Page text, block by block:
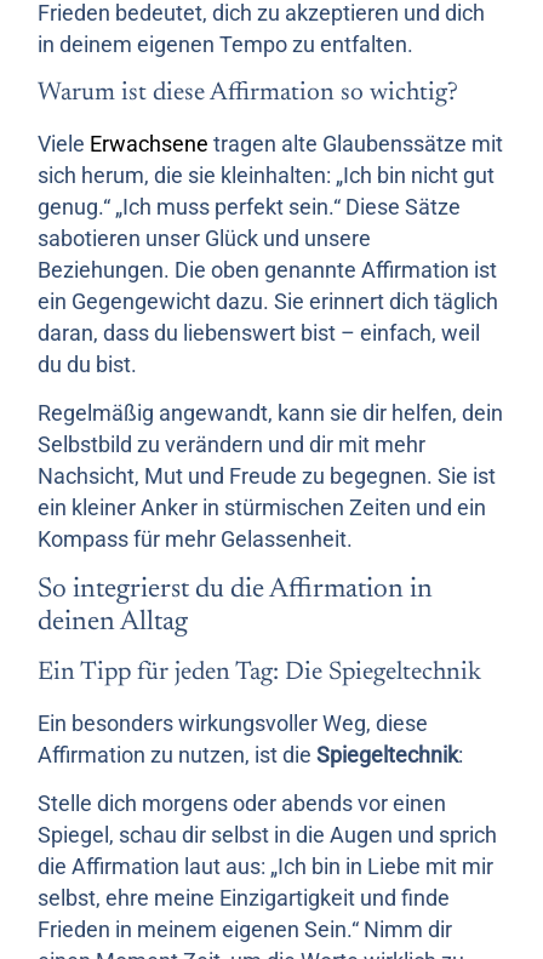
Frieden bedeutet, dich zu akzeptieren und dich
in deinem eigenen Tempo zu entfalten.
Warum ist diese Affirmation so wichtig?
Viele Erwachsene tragen alte Glaubenssätze mit
sich herum, die sie kleinhalten: „Ich bin nicht gut
genug.“ „Ich muss perfekt sein.“ Diese Sätze
sabotieren unser Glück und unsere
Beziehungen. Die oben genannte Affirmation ist
ein Gegengewicht dazu. Sie erinnert dich täglich
daran, dass du liebenswert bist – einfach, weil
du du bist.
Regelmäßig angewandt, kann sie dir helfen, dein
Selbstbild zu verändern und dir mit mehr
Nachsicht, Mut und Freude zu begegnen. Sie ist
ein kleiner Anker in stürmischen Zeiten und ein
Kompass für mehr Gelassenheit.
So integrierst du die Affirmation in
deinen Alltag
Ein Tipp für jeden Tag: Die Spiegeltechnik
Ein besonders wirkungsvoller Weg, diese
Affirmation zu nutzen, ist dieSpiegeltechnik:
Stelle dich morgens oder abends vor einen
Spiegel, schau dir selbst in die Augen und sprich
die Affirmation laut aus: „Ich bin in Liebe mit mir
selbst, ehre meine Einzigartigkeit und finde
Frieden in meinem eigenen Sein.“ Nimm dir